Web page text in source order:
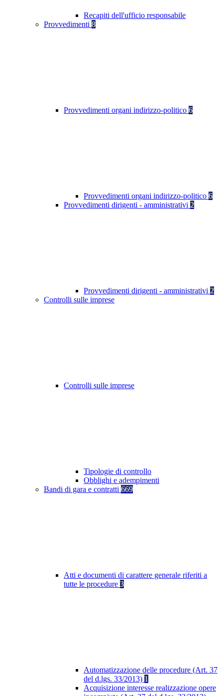
Recapiti dell'ufficio responsabile
Provvedimenti 8
Provvedimenti organi indirizzo-politico 6
Provvedimenti organi indirizzo-politico 6
Provvedimenti dirigenti - amministrativi 2
Provvedimenti dirigenti - amministrativi 2
Controlli sulle imprese
Controlli sulle imprese
Tipologie di controllo
Obblighi e adempimenti
Bandi di gara e contratti 669
Atti e documenti di carattere generale riferiti a
tutte le procedure 3
Automatizzazione delle procedure (Art. 37
del d.lgs. 33/2013) 1
Acquisizione interesse realizzazione opere